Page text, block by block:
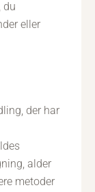
du
eller
der har
alder
metoder